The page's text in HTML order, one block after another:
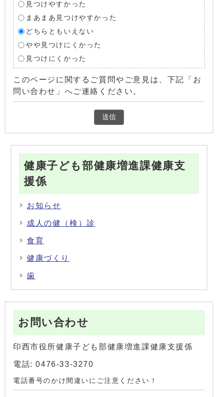
見つけやすかった
まあまあ見つけやすかった
どちらともいえない
やや見つけにくかった
見つけにくかった
このページに関するご質問やご意見は、下記「お
問い合わせ」へご連絡ください。
健康子ども部健康増進課健康支
援係
お知らせ
成人の健（検）診
食育
健康づくり
歯
お問い合わせ
印西市役所健康子ども部健康増進課健康支援係
電話: 0476-33-3270
電話番号のかけ間違いにご注意ください！